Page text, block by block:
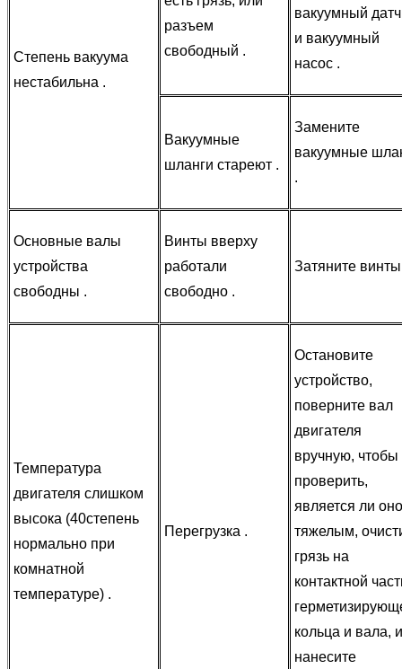
Степень вакуума
нестабильна .
разъем
свободный .
вакуумный
и вакуумный
насос .
Вакуумные
шланги стареют .
Замените
вакуумные
.
Основные валы
устройства
свободны .
Винты вверху
работали
свободно .
Затяните
Температура
двигателя слишком
высока (40степень
нормально при
комнатной
температуре) .
Перегрузка .
Остановите
устройство,
поверните вал
двигателя
вручную, чтобы
проверить,
является ли оно
тяжелым,
грязь на
контактной
кольца и вала, и
нанесите